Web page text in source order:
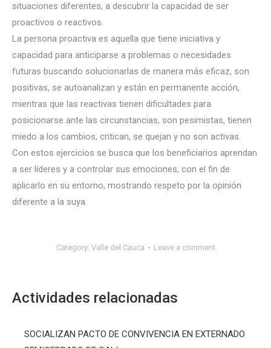
situaciones diferentes, a descubrir la capacidad de ser
proactivos o reactivos.
La persona proactiva es aquella que tiene iniciativa y
capacidad para anticiparse a problemas o necesidades
futuras buscando solucionarlas de manera más eficaz, son
positivas, se autoanalizan y están en permanente acción,
mientras que las reactivas tienen dificultades para
posicionarse ante las circunstancias, son pesimistas, tienen
miedo a los cambios, critican, se quejan y no son activas.
Con estos ejercicios se busca que los beneficiarios aprendan
a ser líderes y a controlar sus emociones, con el fin de
aplicarlo en su entorno, mostrando respeto por la opinión
diferente a la suya.
Category: Valle del Cauca Leave a comment
Actividades relacionadas
SOCIALIZAN PACTO DE CONVIVENCIA EN EXTERNADO